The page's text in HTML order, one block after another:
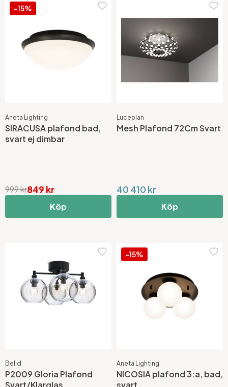
-15%
Aneta Lighting
SIRACUSA plafond bad,
svart ej dimbar
849 kr
999 kr
Köp
Luceplan
Mesh Plafond 72Cm Svart
40 410 kr
Köp
Belid
P2009 Gloria Plafond
Svart/Klarglas
-15%
Aneta Lighting
NICOSIA plafond 3:a, bad,
svart